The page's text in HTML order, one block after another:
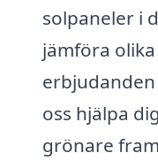
solpaneler i
jämföra
oss hjälpa
grönare